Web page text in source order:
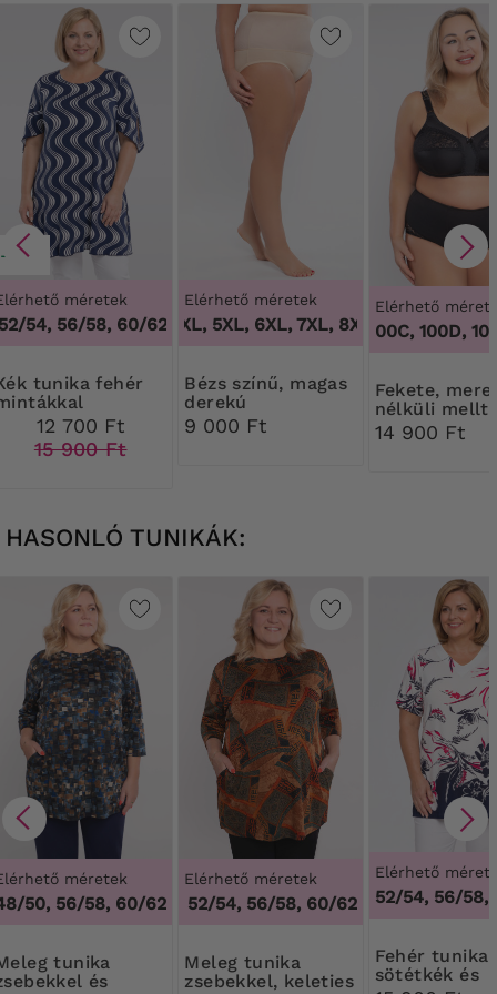
-20%
méretek
54, 56/58, 60/62, 48/50, 52/54, 56/58, 60/62
12 700 Ft
15 900 Ft
Elérhető méretek
3XL, 4XL, 5XL, 6XL, 7XL, 8XL, 9XL, 3XL,
Bézs színű, magas
derekú
alakformáló bugyi
9 000 Ft
Elérhető
100B, 100C, 100D,
Fekete, merevítő
nélküli
14 900 Ft
HASONLÓ TUNIKÁK:
méretek
50, 56/58, 60/62
és
Elérhető méretek
48/50, 52/54, 56/58, 60/62,48/50, 52/54,
Meleg tunika
zsebekkel, keleties
Elérhető
52/54, 56/58,
Fehér tunika
sötétkék és